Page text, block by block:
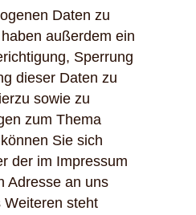
Daten zu
außerdem ein
Sperrung
dieser Daten zu
sowie zu
zum Thema
Sie sich
der im Impressum
Adresse an uns
Weiteren steht